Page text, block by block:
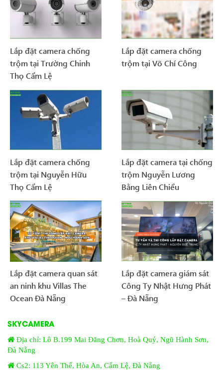
Lắp đặt camera chống
trộm tại Trường Chinh
Thọ Cẩm Lệ
Lắp đặt camera chống
trộm tại Võ Chí Công
Lắp đặt camera chống
trộm tại Nguyễn Hữu
Thọ Cẩm Lệ
Lắp đặt camera tại chống
trộm Nguyễn Lương
Bằng Liên Chiểu
Lắp đặt camera quan sát
an ninh khu Villas The
Ocean Đà Nẵng
Lắp đặt camera giám sát
Công Ty Nhật Hưng Phát
– Đà Nẵng
SKYCAMERA
Địa chỉ: Lô B.199 Mai Đăng Chơn, Hoà Quý, Ngũ Hành Sơn,
Đà Nẵng
Cs2: 113 Yên Thế, Hòa An, Cẩm Lệ, Đà Nẵng